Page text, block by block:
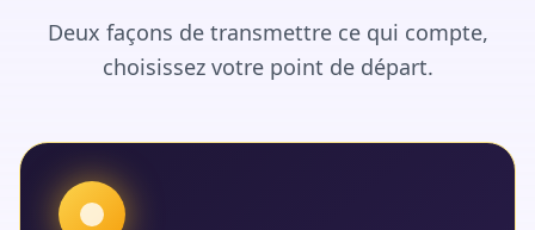
Deux façons de transmettre ce qui compte,
choisissez votre point de départ.